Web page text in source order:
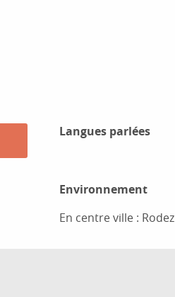
Langues parlées
Langues parlées
Environnement
Environnement
En centre ville : Rodez